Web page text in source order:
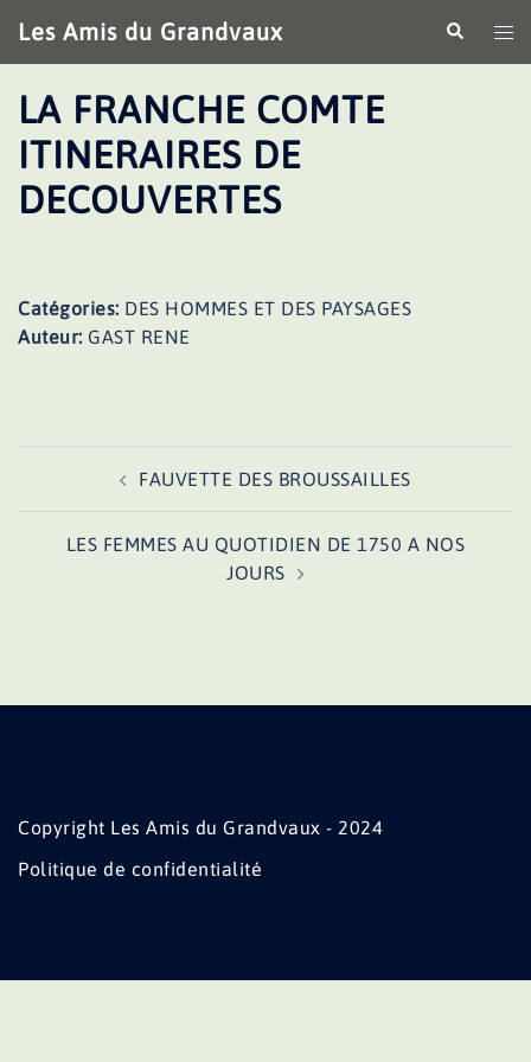
au
contenu
Les Amis du Grandvaux
le
LA FRANCHE COMTE
ITINERAIRES DE
DECOUVERTES
Catégories: DES HOMMES ET DES PAYSAGES
Auteur: GAST RENE
d’article
FAUVETTE DES BROUSSAILLES
LES FEMMES AU QUOTIDIEN DE 1750 A NOS
JOURS
Copyright Les Amis du Grandvaux - 2024
Politique de confidentialité